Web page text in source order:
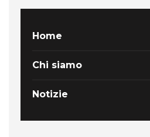
Home
Chi siamo
Notizie